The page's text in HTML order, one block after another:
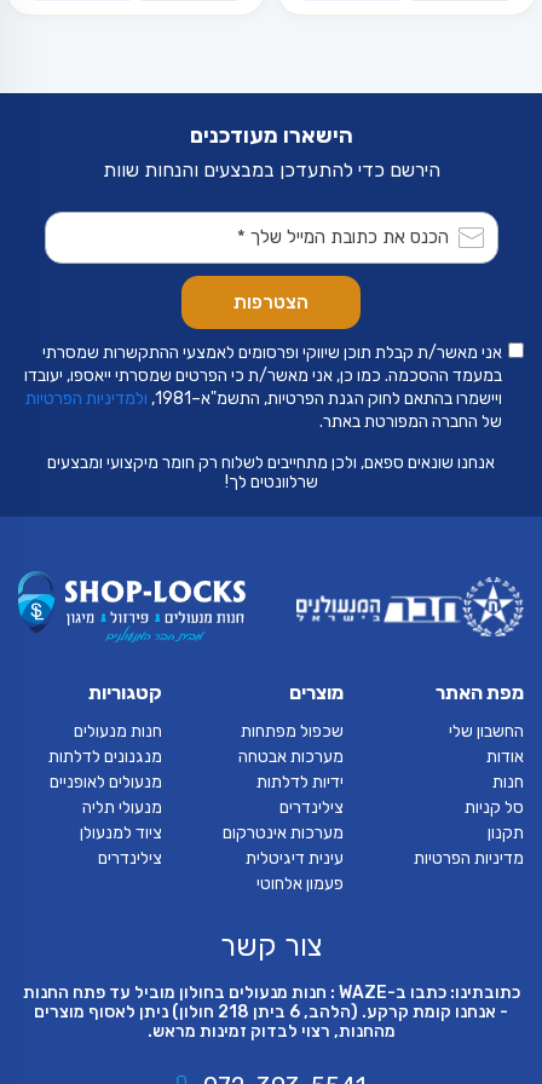
הישארו מעודכנים
הירשם כדי להתעדכן במבצעים והנחות שוות
אני מאשר/ת קבלת תוכן שיווקי ופרסומים לאמצעי ההתקשרות שמסרתי
במעמד ההסכמה. כמו כן, אני מאשר/ת כי הפרטים שמסרתי ייאספו, יעובדו
ויישמרו בהתאם לחוק הגנת הפרטיות, התשמ"א–1981,
ולמדיניות הפרטיות
של החברה המפורטת באתר.
אנחנו שונאים ספאם, ולכן מתחייבים לשלוח רק חומר מיקצועי ומבצעים
שרלוונטים לך!
מפת האתר
החשבון שלי
אודות
חנות
סל קניות
תקנון
מדיניות הפרטיות
מוצרים
שכפול מפתחות
מערכות אבטחה
ידיות לדלתות
צילינדרים
מערכות אינטרקום
עינית דיגיטלית
פעמון אלחוטי
קטגוריות
חנות מנעולים
מנגנונים לדלתות
מנעולים לאופניים
מנעולי תליה
ציוד למנעולן
צילינדרים
צור קשר
כתובתינו: כתבו ב-WAZE : חנות מנעולים בחולון מוביל עד פתח החנות
- אנחנו קומת קרקע. (הלהב, 6 ביתן 218 חולון) ניתן לאסוף מוצרים
מהחנות, רצוי לבדוק זמינות מראש.